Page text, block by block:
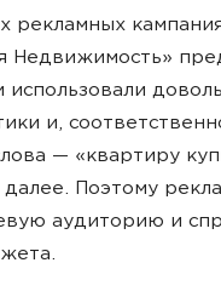
рекламных
Недвижимость»
использовали
и,
— «квартиру
далее. Поэтому
аудиторию и